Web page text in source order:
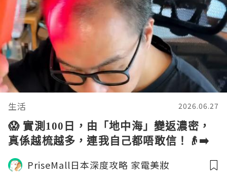
生活 2026.06.27
😱 實測100日，由「地中海」變返濃密，
真係越梳越多，連我自己都唔敢信！👴➡️
👨
PriseMall日本深度攻略 家電美妝